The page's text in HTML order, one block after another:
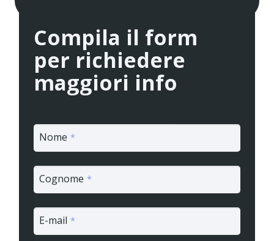
Compila il form
per richiedere
maggiori info
Nome *
Cognome *
E-mail *